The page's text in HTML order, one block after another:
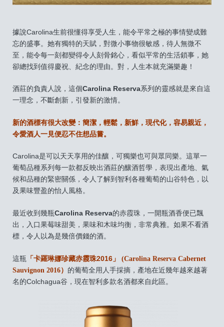
據說Carolina生前很懂得享受人生，能令平常之極的事情變成難
忘的盛事。她有獨特的天賦，對微小事物很敏感，待人無微不
至，能令每一刻都變得令人刻骨銘心，看似平常的生活鎖事，她
卻總找到值得慶祝、紀念的理由。對，人生本就充滿樂趣！
酒莊的負責人說，這個Carolina Reserva系列的靈感就是來自這
一理念，不斷創新，引發新的激情。
新的酒標有很大改變：簡潔，輕鬆，新鮮，現代化，容易親近，
令愛酒人一見便忍不住想品嘗。
Carolina是可以天天享用的佳釀，可獨樂也可與眾同樂。這單一
葡萄品種系列每一款都反映出酒莊的釀酒哲學，表現出產地、氣
候和品種的緊密關係，令人了解到智利各種葡萄的山谷特色，以
及果味豐盈的怡人風格。
最近收到幾瓶Carolina Reserva的赤霞珠，一開瓶酒香便已飄
出，入口果莓味甜美，果味和木味均衡，非常典雅。如果不看酒
標，令人以為是幾倍價錢的酒。
這瓶 「卡羅琳娜珍藏赤霞珠2016」 (Carolina Reserva Cabernet
Sauvignon 2016） 的葡萄全用人手採摘，產地在近幾年越來越著
名的Colchagua谷，現在智利多款名酒都來自此區。